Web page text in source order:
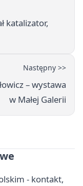
katalizator,
Następny >>
– wystawa
w Małej Galerii
- kontakt,